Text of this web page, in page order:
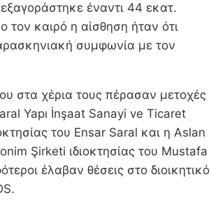
έναντι 44 εκατ.
τον καιρό η αίσθηση ήταν ότι
συμφωνία με τον
στα χέρια τους πέρασαν μετοχές
Yapı İnşaat Sanayi ve Ticaret
του Ensar Saral και η Aslan
Şirketi ιδιοκτησίας του Mustafa
έλαβαν θέσεις στο διοικητικό